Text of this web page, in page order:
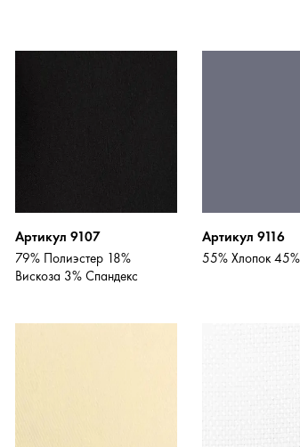
Артикул 9107
79% Полиэстер 18%
Вискоза 3% Спандекс
Артикул 9116
55% Хлопок